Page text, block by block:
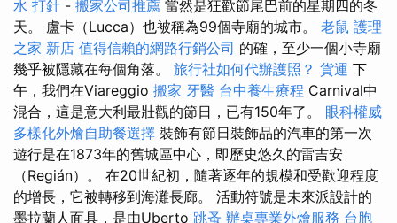
水 打針 - 搬家公司推薦 當然是狂歡節尾巴前的星期四的冬
天。 盧卡（Lucca）也被稱為99個寺廟的城市。 老鼠 護理
之家 新店 值得信賴的網路行銷公司 的確，至少一個小寺廟
幾乎被隱藏在每個角落。 旅行社如何代辦護照？ 貨運 下
午，我們在Viareggio 搬家 牙醫 台中養生療程 Carnival中
混合，這是意大利最壯觀的節日，已有150年了。 眼科權威
多樣化外燴自助餐選擇 裝飾有節日裝飾品的汽車的第一次
遊行是在1873年的舊城區中心，即歷史悠久的雷吉安
（Regián）。 在20世紀初，隨著逐年的規模和受歡迎程度
的增長，它被轉移到海灘長廊。 活動符號是未來派設計的
墨拉蘭人面具，是由Uberto 跳蚤 辦桌專業外燴服務 台胞